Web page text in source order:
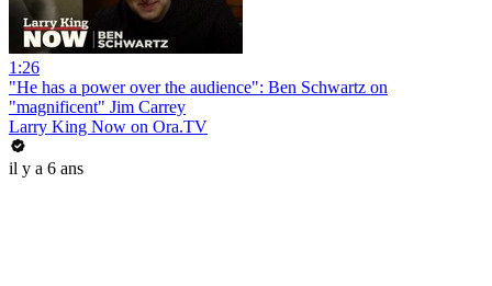
1:26
"He has a power over the audience": Ben Schwartz on
"magnificent" Jim Carrey
Larry King Now on Ora.TV
il y a 6 ans